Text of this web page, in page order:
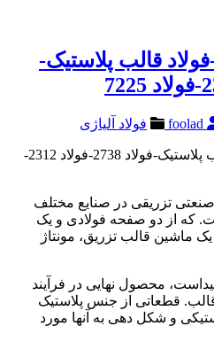
قالب پلاستیک-
فولاد آلیاژی
قالب سازی پلاستیک-فولاد قالب پلاستیک-فولاد 2738-فولاد 2312-
تزریقی در صنایع مختلف
که از دو صفحه فولادی و یک
ماشین قالب تزریق، مونتاژ
محصول نهایی در فرآیند
قالب. قطعاتی از جنس پلاستیک
و شکل دهی به آنها مورد